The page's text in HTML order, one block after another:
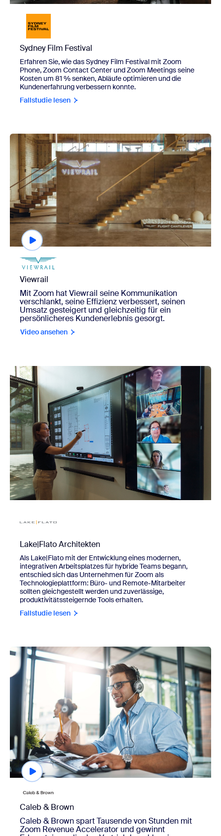
Sydney Film Festival
Erfahren Sie, wie das Sydney Film Festival mit Zoom
Phone, Zoom Contact Center und Zoom Meetings seine
Kosten um 81 % senken, Abläufe optimieren und die
Kundenerfahrung verbessern konnte.
Fallstudie lesen
view Viewrail
Viewrail
Mit Zoom hat Viewrail seine Kommunikation
verschlankt, seine Effizienz verbessert, seinen
Umsatz gesteigert und gleichzeitig für ein
persönlicheres Kundenerlebnis gesorgt.
Video ansehen
view Lake|Flato Architekten
Lake|Flato Architekten
Als Lake|Flato mit der Entwicklung eines modernen,
integrativen Arbeitsplatzes für hybride Teams begann,
entschied sich das Unternehmen für Zoom als
Technologieplattform: Büro- und Remote-Mitarbeiter
sollten gleichgestellt werden und zuverlässige,
produktivitätssteigernde Tools erhalten.
Fallstudie lesen
view Caleb & Brown
Caleb & Brown
Caleb & Brown spart Tausende von Stunden mit
Zoom Revenue Accelerator und gewinnt